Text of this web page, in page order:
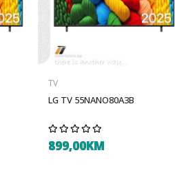
TV
LG TV 55NANO80A3B
899,00KM